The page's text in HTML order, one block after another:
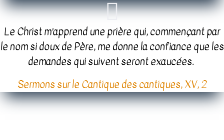
Le Christ m’apprend une prière qui, commençant par
le nom si doux de Père, me donne la confiance que les
demandes qui suivent seront exaucées.
Sermons sur le Cantique des cantiques, XV, 2